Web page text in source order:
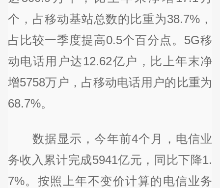
个，占移动基站总数的比重为38.7%，
占比较一季度提高0.5个百分点。5G移
动电话用户达12.62亿户，比上年末净
增5758万户，占移动电话用户的比重为
68.7%。
数据显示，今年前4个月，电信业
务收入累计完成5941亿元，同比下降1.
7%。按照上年不变价计算的电信业务